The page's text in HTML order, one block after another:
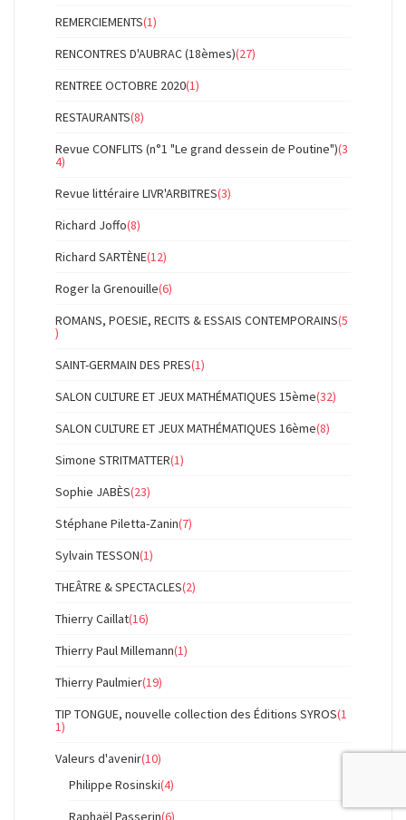
REMERCIEMENTS(1)
RENCONTRES D'AUBRAC (18èmes)(27)
RENTREE OCTOBRE 2020(1)
RESTAURANTS(8)
Revue CONFLITS (n°1 "Le grand dessein de Poutine")(3
4)
Revue littéraire LIVR'ARBITRES(3)
Richard Joffo(8)
Richard SARTÈNE(12)
Roger la Grenouille(6)
ROMANS, POESIE, RECITS & ESSAIS CONTEMPORAINS(5
)
SAINT-GERMAIN DES PRES(1)
SALON CULTURE ET JEUX MATHÉMATIQUES 15ème(32)
SALON CULTURE ET JEUX MATHÉMATIQUES 16ème(8)
Simone STRITMATTER(1)
Sophie JABÈS(23)
Stéphane Piletta-Zanin(7)
Sylvain TESSON(1)
THEÂTRE & SPECTACLES(2)
Thierry Caillat(16)
Thierry Paul Millemann(1)
Thierry Paulmier(19)
TIP TONGUE, nouvelle collection des Éditions SYROS(1
1)
Valeurs d'avenir(10)
Philippe Rosinski(4)
Raphaël Passerin(6)